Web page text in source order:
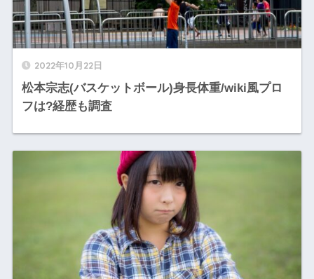
2022年10月22日
松本宗志(バスケットボール)身長体重/wiki風プロ
フは?経歴も調査